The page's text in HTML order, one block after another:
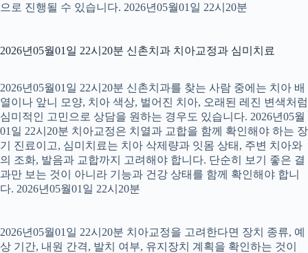
으로 진행될 수 있습니다. 2026년05월01일 22시20분
2026년05월01일 22시20분 신촌치과 치아교정과 심미치료
2026년05월01일 22시20분 신촌치과를 찾는 사람 중에는 치아 배
열이나 앞니 모양, 치아 색상, 벌어진 치아, 오래된 레진 변색처럼
심미적인 고민으로 상담을 원하는 경우도 있습니다. 2026년05월
01일 22시20분 치아교정은 치열과 교합을 함께 확인해야 하는 장
기 진료이고, 심미치료는 치아 삭제량과 잇몸 상태, 주변 치아와
의 조화, 발음과 교합까지 고려해야 합니다. 단순히 보기 좋은 결
과만 보는 것이 아니라 기능과 건강 상태를 함께 확인해야 합니
다. 2026년05월01일 22시20분
2026년05월01일 22시20분 치아교정을 고려한다면 장치 종류, 예
상 기간, 내원 간격, 발치 여부, 유지장치 계획을 확인하는 것이